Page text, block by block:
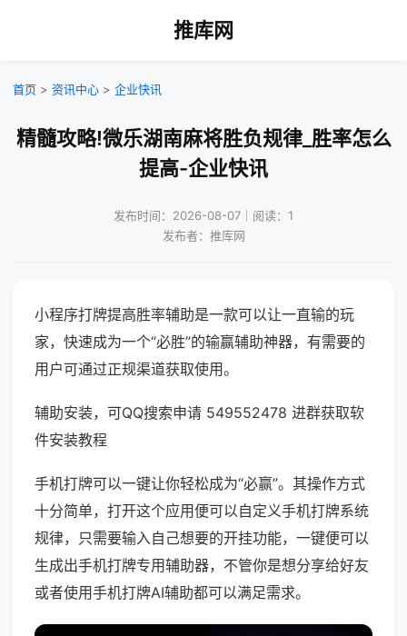
推库网
首页 > 资讯中心 > 企业快讯
精髓攻略!微乐湖南麻将胜负规律_胜率怎么
提高-企业快讯
发布时间：2026-08-07｜阅读：1
发布者：推库网
小程序打牌提高胜率辅助是一款可以让一直输的玩
家，快速成为一个“必胜”的输赢辅助神器，有需要的
用户可通过正规渠道获取使用。
辅助安装，可QQ搜索申请 549552478 进群获取软
件安装教程
手机打牌可以一键让你轻松成为“必赢”。其操作方式
十分简单，打开这个应用便可以自定义手机打牌系统
规律，只需要输入自己想要的开挂功能，一键便可以
生成出手机打牌专用辅助器，不管你是想分享给好友
或者使用手机打牌AI辅助都可以满足需求。